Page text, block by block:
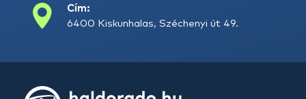
Cím:
6400 Kiskunhalas, Széchenyi út 49.